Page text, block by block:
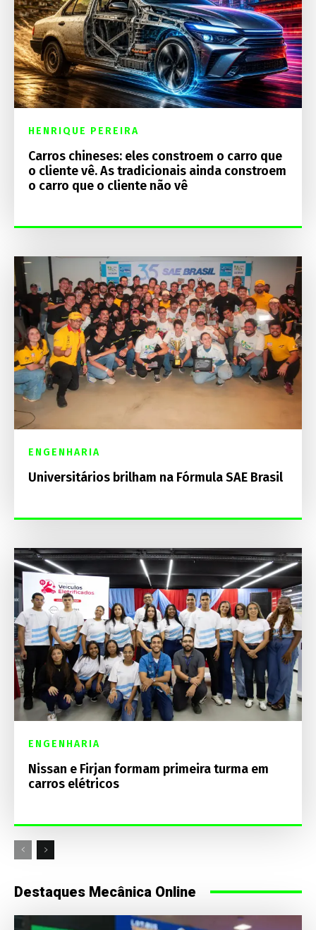
HENRIQUE PEREIRA
Carros chineses: eles constroem o carro que
o cliente vê. As tradicionais ainda constroem
o carro que o cliente não vê
ENGENHARIA
Universitários brilham na Fórmula SAE Brasil
ENGENHARIA
Nissan e Firjan formam primeira turma em
carros elétricos
Destaques Mecânica Online